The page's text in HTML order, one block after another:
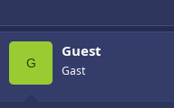
G
Guest
Gast